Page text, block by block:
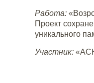
Работа:
Проект
уникального
Участник: